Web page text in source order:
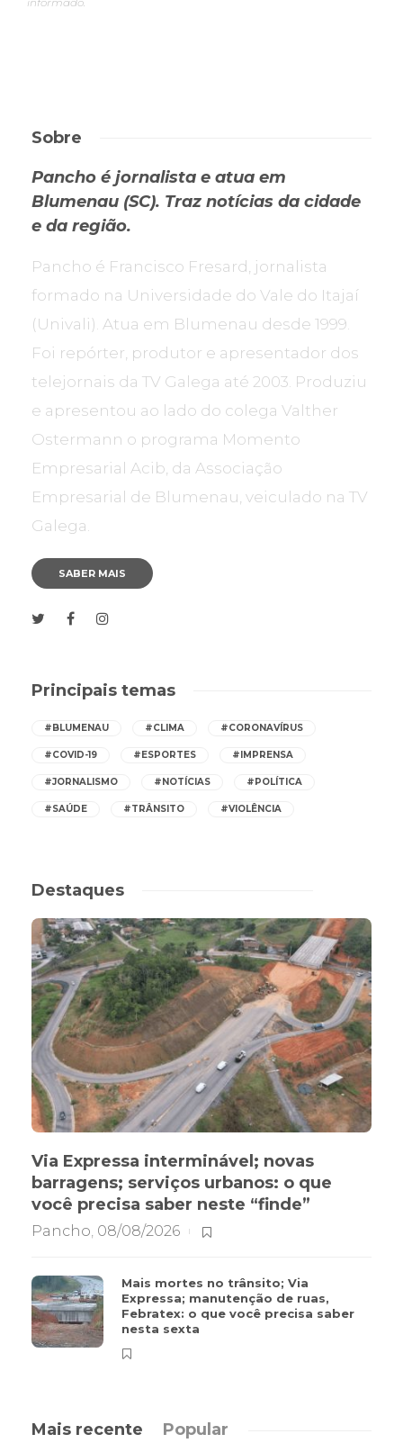
Sobre
Pancho é jornalista e atua em
Blumenau (SC). Traz notícias da cidade
e da região.
Pancho é Francisco Fresard, jornalista
formado na Universidade do Vale do Itajaí
(Univali). Atua em Blumenau desde 1999.
Foi repórter, produtor e apresentador dos
telejornais da TV Galega até 2003. Produziu
e apresentou ao lado do colega Valther
Ostermann o programa Momento
Empresarial Acib, da Associação
Empresarial de Blumenau, veiculado na TV
Galega.
SABER MAIS
Principais temas
#BLUMENAU #CLIMA #CORONAVÍRUS
#COVID-19 #ESPORTES #IMPRENSA
#JORNALISMO #NOTÍCIAS #POLÍTICA
#SAÚDE #TRÂNSITO #VIOLÊNCIA
Destaques
Via Expressa interminável; novas
barragens; serviços urbanos: o que
você precisa saber neste “finde”
Pancho, 08/08/2026
Mais mortes no trânsito; Via
Expressa; manutenção de ruas,
Febratex: o que você precisa saber
nesta sexta
Mais recente Popular